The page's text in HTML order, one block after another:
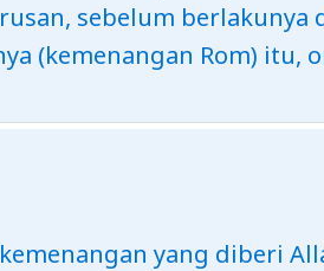
sebelum berlakunya
(kemenangan Rom) itu,
yang diberi